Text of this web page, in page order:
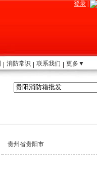
登录
消防常识 联系我们 更多▼
贵州省贵阳市